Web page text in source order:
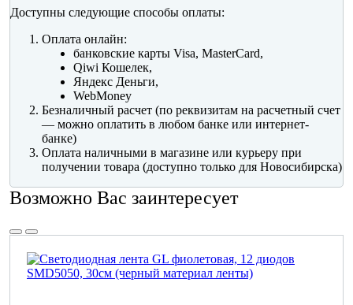
Доступны следующие способы оплаты:
Оплата онлайн:
банковские карты Visa, MasterCard,
Qiwi Кошелек,
Яндекс Деньги,
WebMoney
Безналичный расчет (по реквизитам на расчетный счет
— можно оплатить в любом банке или интернет-
банке)
Оплата наличными в магазине или курьеру при
получении товара (доступно только для Новосибирска)
Возможно Вас заинтересует